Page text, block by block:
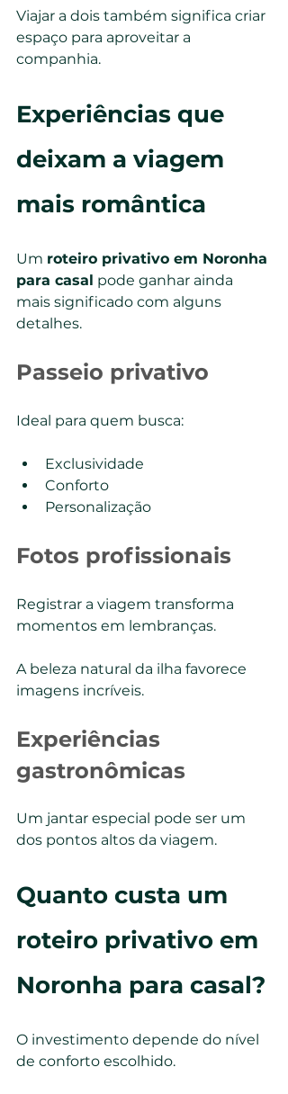
Viajar a dois também significa criar
espaço para aproveitar a
companhia.
Experiências que
deixam a viagem
mais romântica
Um roteiro privativo em Noronha
para casal pode ganhar ainda
mais significado com alguns
detalhes.
Passeio privativo
Ideal para quem busca:
Exclusividade
Conforto
Personalização
Fotos profissionais
Registrar a viagem transforma
momentos em lembranças.
A beleza natural da ilha favorece
imagens incríveis.
Experiências
gastronômicas
Um jantar especial pode ser um
dos pontos altos da viagem.
Quanto custa um
roteiro privativo em
Noronha para casal?
O investimento depende do nível
de conforto escolhido.